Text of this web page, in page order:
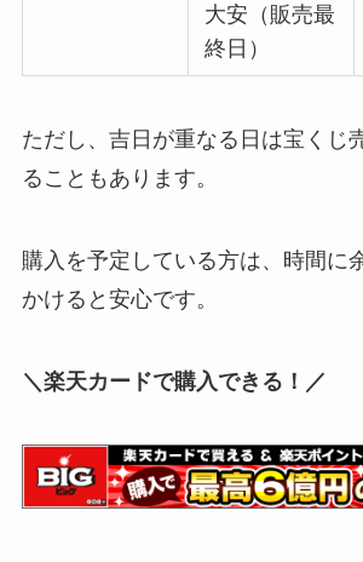
大安（販売最
終日）
ただし、吉日が重なる日は宝くじ
ることもあります。
購入を予定している方は、時間に
かけると安心です。
＼楽天カードで購入できる！／